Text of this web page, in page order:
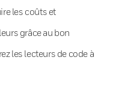
les coûts et
grâce au bon
les lecteurs de code à